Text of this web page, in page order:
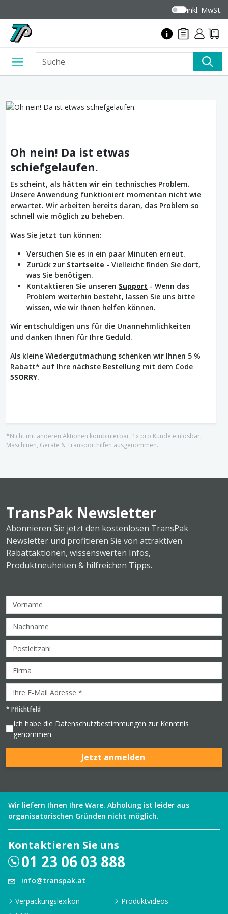
inkl. MwSt.
Oh nein! Da ist etwas
schiefgelaufen.
Es scheint, als hätten wir ein technisches Problem.
Unsere Anwendung funktioniert momentan nicht wie
erwartet. Wir arbeiten bereits daran, das Problem so
schnell wie möglich zu beheben.
Was Sie jetzt tun können:
Versuchen Sie es in ein paar Minuten erneut.
Zurück zur Startseite - Vielleicht finden Sie dort,
was Sie benötigen.
Kontaktieren Sie unseren Support - Wenn das
Problem weiterhin besteht, lassen Sie uns bitte
wissen, wie wir Ihnen helfen können.
Wir entschuldigen uns für die Unannehmlichkeiten
und danken Ihnen für Ihre Geduld.
Als kleine Wiedergutmachung schenken wir Ihnen 5 %
Rabatt* auf Ihre nächste Bestellung mit dem Code
5SORRY.
*Nicht mit anderen Aktionen kombinierbar, 1x pro Kunde einlösbar,
Maschinen, Geräte & Transporthilfen ausgenommen.
TransPak Newsletter
Abonnieren Sie jetzt den kostenlosen TransPak
Newsletter und profitieren Sie von attraktiven
Rabattaktionen, wissenswerten Infos,
Produktneuheiten & hilfreichen Tipps.
* Pflichtfeld
Ich habe die Datenschutzbestimmungen zur Kenntnis
genommen.
Jetzt anmelden
Wir liefern Ihnen Ihre Ware. Abholung ist leider aus
organisatorischen Gründen nicht möglich.
Kontaktieren Sie uns
01 23 06 03 888
info@transpak.at
Verpackungslexikon
Produktvideos